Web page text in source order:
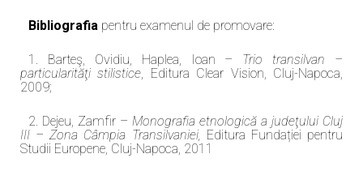
Bibliografia pentru examenul de promovare:
1. Barteş, Ovidiu, Haplea, Ioan – Trio transilvan –
particularităţi stilistice, Editura Clear Vision, Cluj-Napoca,
2009;
2. Dejeu, Zamfir – Monografia etnologică a judeţului Cluj
III – Zona Câmpia Transilvaniei, Editura Fundației pentru
Studii Europene, Cluj-Napoca, 2011